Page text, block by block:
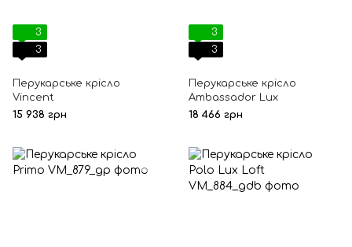
3
3
Перукарське крісло
Vincent
15 938 грн
3
3
Перукарське крісло
Ambassador Lux
18 466 грн